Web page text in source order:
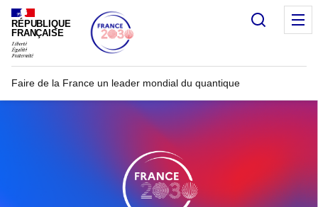
RÉPUBLIQUE
FRANÇAISE
Faire de la France un leader mondial du quantique